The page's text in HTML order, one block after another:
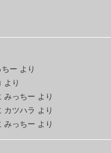
ー より
より
みっちー より
カツハラ より
みっちー より